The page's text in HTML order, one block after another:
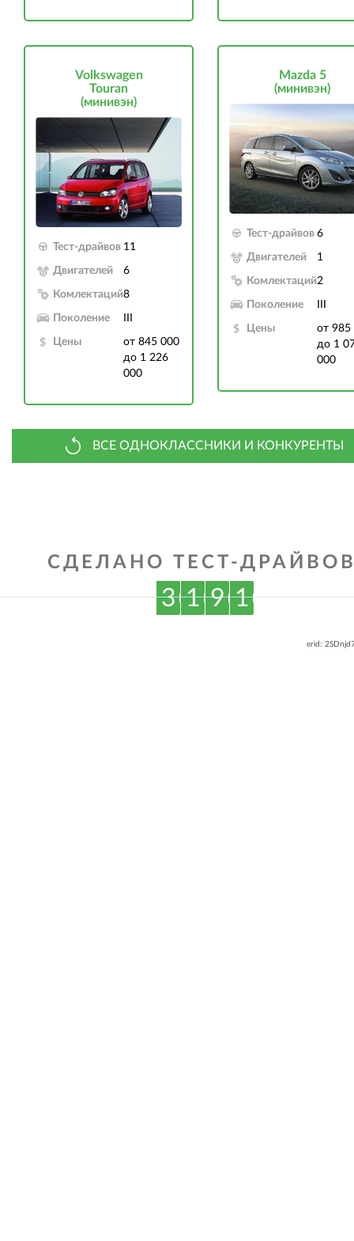
Volkswagen
Touran
(минивэн)
Тест-драйвов 11
Двигателей 6
Комлектаций8
Поколение
Цены
от 845 000
до 1 226
000
Mazda 5
(минивэн)
Тест-драйвов 6
Двигателей 1
Комлектаций2
Поколение
Цены
от 985
до 1
000
ВСЕ ОДНОКЛАССНИКИ И КОНКУРЕНТЫ
СДЕЛАНО ТЕСТ-
3 1 9 1
erid: